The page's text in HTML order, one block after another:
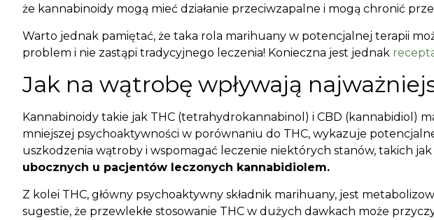
że kannabinoidy mogą mieć działanie przeciwzapalne i mogą chronić
Warto jednak pamiętać, że taka rola marihuany w potencjalnej terapii
problem i nie zastąpi tradycyjnego leczenia! Konieczna jest jednak
Jak na wątrobę wpływają
Kannabinoidy takie jak THC (tetrahydrokannabinol) i CBD (kannabidiol)
mniejszej psychoaktywności w porównaniu do THC, wykazuje
uszkodzenia wątroby i wspomagać leczenie niektórych stanów, takich
ubocznych u pacjentów leczonych kannabidiolem.
Z kolei THC, główny psychoaktywny składnik marihuany, jest
sugestie, że przewlekłe stosowanie THC w dużych dawkach może